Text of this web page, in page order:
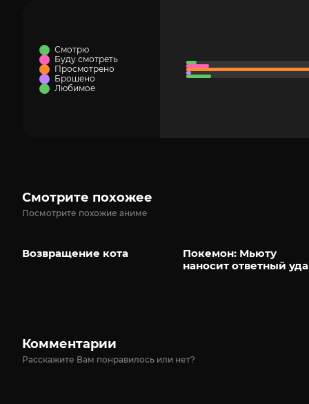
Смотрю
Буду смотреть
Просмотрено
Брошено
Любимое
Смотрите похожее
Посмотрите похожие аниме
Возвращение кота
Покемон: Мьюту
наносит ответный
Комментарии
Расскажите Вам понравилось или нет?